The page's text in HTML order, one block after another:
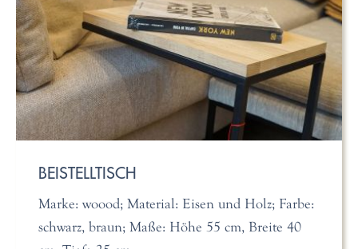
BEISTELLTISCH
Marke: woood; Material: Eisen und Holz; Farbe:
schwarz, braun; Maße: Höhe 55 cm, Breite 40